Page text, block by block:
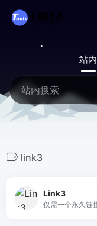
站内
link3
Link3